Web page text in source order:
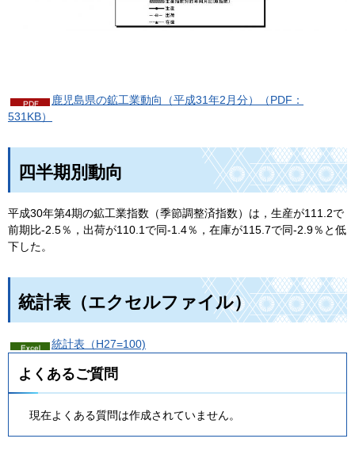
鹿児島県の鉱工業動向（平成31年2月分）（PDF：
531KB）
四半期別動向
平成30年第4期の鉱工業指数（季節調整済指数）は，生産が111.2で
前期比-2.5％，出荷が110.1で同-1.4％，在庫が115.7で同-2.9％と低
下した。
統計表（エクセルファイル）
統計表（H27=100)
よくあるご質問
現在よくある質問は作成されていません。